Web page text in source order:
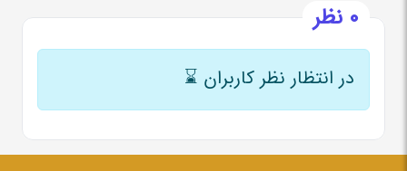
0 نظر
در انتظار نظر کاربران ⌛